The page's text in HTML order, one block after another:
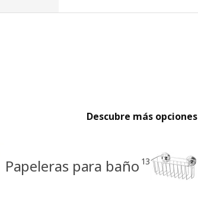
Descubre más opciones
Papeleras para baño 13